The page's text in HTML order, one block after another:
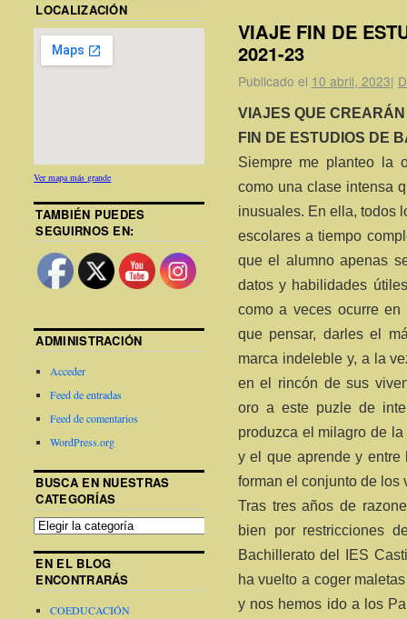
VIAJE FIN DE
2021-23
Publicado el 10 abril, 2023|
VIAJES QUE
FIN DE ESTUDIOS DE
Siempre me planteo la
como una clase intensa
inusuales. En ella, todos
escolares a tiempo
que el alumno apenas
datos y habilidades
como a veces ocurre
que pensar, darles el
marca indeleble y, a la
en el rincón de sus
oro a este puzle de
produzca el milagro de
y el que aprende y entre
forman el conjunto de los
Tras tres años de
bien por restricciones
Bachillerato del IES
ha vuelto a coger
y nos hemos ido a los
LOCALIZACIÓN
Ver mapa más grande
TAMBIÉN PUEDES
SEGUIRNOS EN:
ADMINISTRACIÓN
Acceder
Feed de entradas
Feed de comentarios
WordPress.org
BUSCA EN NUESTRAS
CATEGORÍAS
EN EL BLOG
ENCONTRARÁS
COEDUCACIÓN